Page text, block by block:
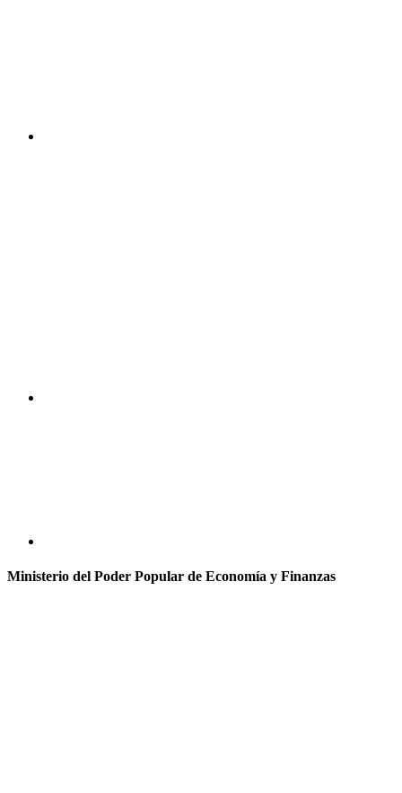
Ministerio del Poder Popular de Economía y Finanzas